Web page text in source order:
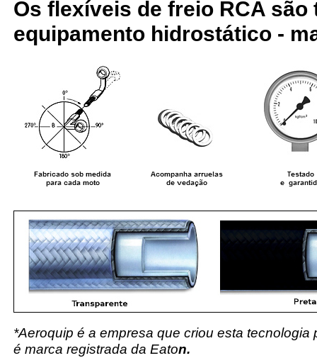
Os flexíveis de freio RCA são
equipamento hidrostático -
*Aeroquip é a empresa que criou esta
é marca registrada da Eaton.